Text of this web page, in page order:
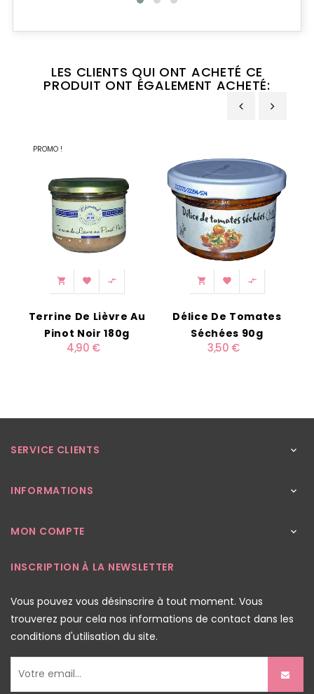
LES CLIENTS QUI ONT ACHETÉ CE
PRODUIT ONT ÉGALEMENT ACHETÉ:
PROMO !
  
Terrine De Lièvre Au
Pinot Noir 180g
4,90 €
  
Délice De Tomates
Séchées 90g
3,50 €
SERVICE CLIENTS 
INFORMATIONS 
MON COMPTE 
INSCRIPTION À LA NEWSLETTER
Vous pouvez vous désinscrire à tout moment. Vous
trouverez pour cela nos informations de contact dans les
conditions d'utilisation du site.